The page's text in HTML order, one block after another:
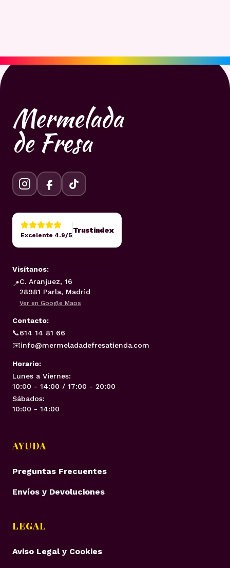
Mermelada
de Fresa
Excelente 4.9/5
Trustindex
Visítanos:
📍C. Aranjuez, 16
28981 Parla, Madrid
Ver en Google Maps
Contacto:
📞614 14 81 66
✉️info@mermeladadefresatienda.com
Horario:
Lunes a Viernes:
10:00 - 14:00 / 17:00 - 20:00
Sábados:
10:00 - 14:00
AYUDA
Preguntas Frecuentes
Envíos y Devoluciones
LEGAL
Aviso Legal y Cookies